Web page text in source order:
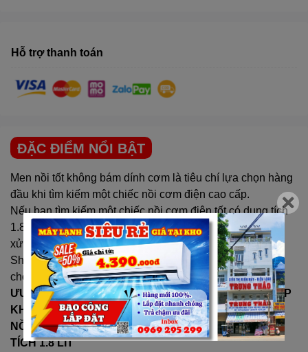
Hỗ trợ thanh toán
ĐẶC ĐIỂM NỔI BẬT
Men nồi tốt không bám dính cơm là tiêu chí lựa chọn hàng
đầu khi tìm kiếm một chiếc nồi cơm điện cao cấp.
Nếu bạn tìm kiếm một chiếc nồi cơm điện tốt có dung tích
1.8 lít, có men nồi chống dính cao cấp và có kèm theo
xửng hấp thì không ngần ngại gì nữa vì Nồi Cơm Điện
Sharp Nhập Khẩu Thái 1.8 Lít KS-R19ST là một sự lựa
chọn tối ưu nhất dành cho gia đình thân yêu.
ƯU ĐIỂM NỔI BẬT CỦA NỒI CƠM ĐIỆN SHARP NHẬP
KHẨU THÁI 1.8 LÍT KS-R19ST
NỒI CƠM ĐIỆN NHẬP KHẨU THÁI LAN CÓ DUNG
TÍCH 1.8 LÍT